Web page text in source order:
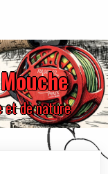
et de nature